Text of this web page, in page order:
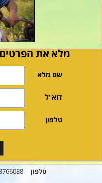
מלא את הפרטים
טלפון 052-3766088